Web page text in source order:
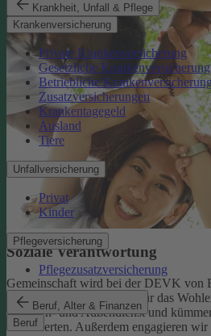
Krankheit, Unfall & Pflege
Krankenversicherung
Private Krankenversicherung
Gesetzliche Krankenversicherung
Betriebliche
Zusatzversicherungen
Krankentagegeld
Ausland
Tiere
Unfallversicherung
Privat
Kinder
Pflegeversicherung
Pflegezusatzversicherung
Beruf, Alter & Finanzen
Beruf
Soziale Verantwortung
Gemeinschaft wird bei der DEVK von
Deshalb tragen wir Sorge für das
im Innen- und Außendienst und
Versicherten. Außerdem engagieren